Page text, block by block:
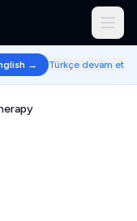
→ Türkçe devam et